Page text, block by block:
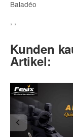
Baladéo
, ,
Kunden
Artikel: